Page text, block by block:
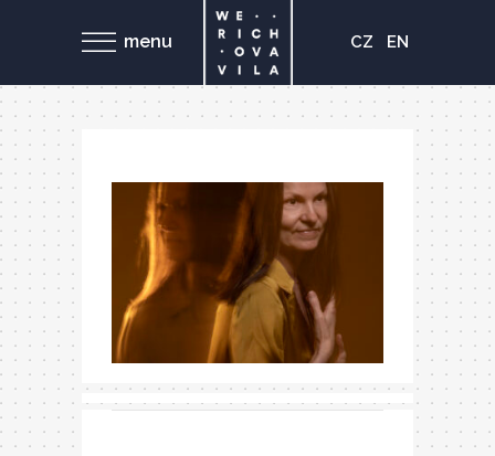
menu CZ EN